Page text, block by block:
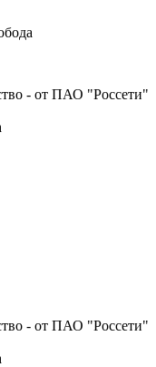
- от ПАО "Россети"
- от ПАО "Россети"